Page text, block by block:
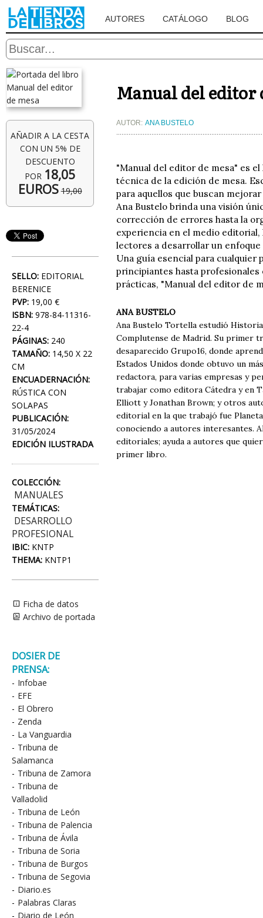
AUTORES CATÁLOGO BLOG
AÑADIR A LA CESTA
CON UN 5% DE
DESCUENTO
POR 18,05
EUROS 19,00
SELLO: EDITORIAL
BERENICE
PVP: 19,00 €
ISBN: 978-84-11316-
22-4
PÁGINAS: 240
TAMAÑO: 14,50 X 22
CM
ENCUADERNACIÓN:
RÚSTICA CON
SOLAPAS
PUBLICACIÓN:
31/05/2024
EDICIÓN ILUSTRADA
COLECCIÓN:
MANUALES
TEMÁTICAS:
DESARROLLO
PROFESIONAL
IBIC: KNTP
THEMA: KNTP1
Ficha de datos
Archivo de portada
DOSIER DE
PRENSA:
- Infobae
- EFE
- El Obrero
- Zenda
- La Vanguardia
- Tribuna de
Salamanca
- Tribuna de Zamora
- Tribuna de
Valladolid
- Tribuna de León
- Tribuna de Palencia
- Tribuna de Ávila
- Tribuna de Soria
- Tribuna de Burgos
- Tribuna de Segovia
- Diario.es
- Palabras Claras
- Diario de León
Manual del editor
AUTOR: ANA BUSTELO
"Manual del editor de mesa" es
técnica de la edición de mesa.
para aquellos que buscan
Ana Bustelo brinda una visión
corrección de errores hasta la
experiencia en el medio
lectores a desarrollar un
Una guía esencial para cualquier
principiantes hasta
prácticas, "Manual del editor de
ANA BUSTELO
Ana Bustelo Tortella estudió
Complutense de Madrid. Su primer
desaparecido Grupo16, donde
Estados Unidos donde obtuvo un
redactora, para varias empresas y
trabajar como editora Cátedra y en
Elliott y Jonathan Brown; y otros
editorial en la que trabajó fue
conociendo a autores interesantes.
editoriales; ayuda a autores que
primer libro.